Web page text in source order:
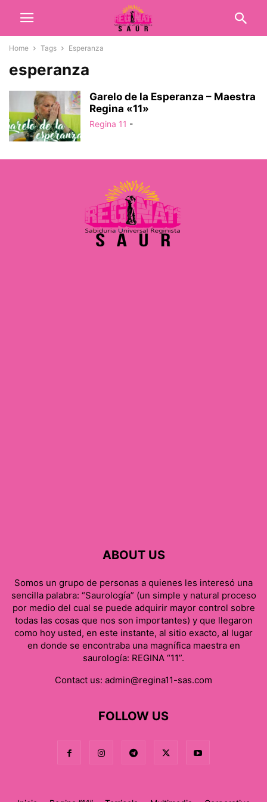
Home Tags Esperanza
esperanza
Garelo de la Esperanza – Maestra
Regina «11»
Regina 11 -
ABOUT US
Somos un grupo de personas a quienes les interesó una
sencilla palabra: “Saurología” (un simple y natural proceso
por medio del cual se puede adquirir mayor control sobre
todas las cosas que nos son importantes) y que llegaron
como hoy usted, en este instante, al sitio exacto, al lugar
en donde se encontraba una magnífica maestra en
saurología: REGINA “11”.
Contact us: admin@regina11-sas.com
FOLLOW US